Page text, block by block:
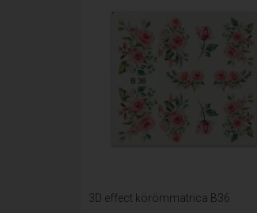
3D effect körömmatrica B36